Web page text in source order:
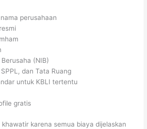
perusahaan
(NIB)
dan Tata Ruang
untuk KBLI tertentu
gratis
karena semua biaya dijelaskan